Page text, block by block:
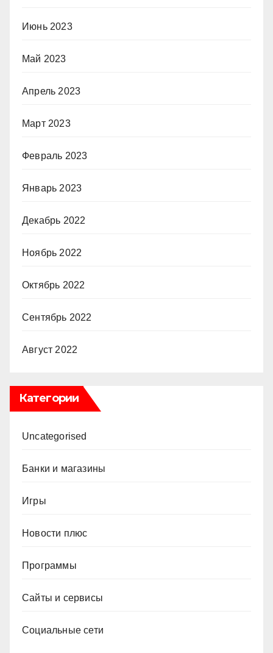
Июнь 2023
Май 2023
Апрель 2023
Март 2023
Февраль 2023
Январь 2023
Декабрь 2022
Ноябрь 2022
Октябрь 2022
Сентябрь 2022
Август 2022
Категории
Uncategorised
Банки и магазины
Игры
Новости плюс
Программы
Сайты и сервисы
Социальные сети